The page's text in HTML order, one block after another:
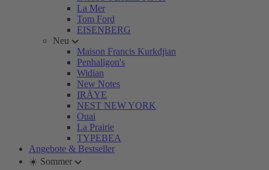
La Mer
Tom Ford
EISENBERG
Neu
Maison Francis Kurkdjian
Penhaligon's
Widian
New Notes
IRÄYE
NEST NEW YORK
Ouai
La Prairie
TYPEBEA
Angebote & Bestseller
☀️ Sommer